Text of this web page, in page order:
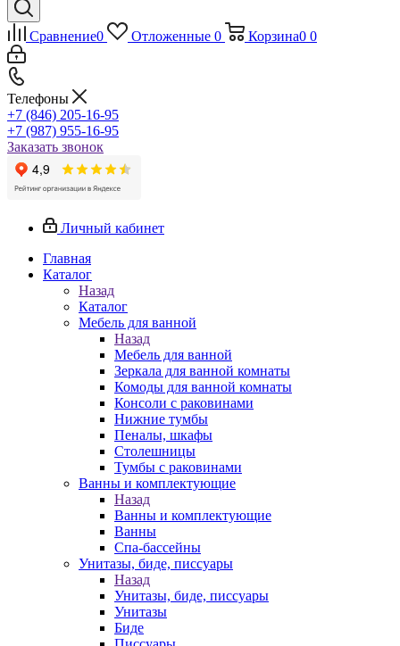
Сравнение0 Отложенные 0 Корзина0 0
Телефоны
+7 (846) 205-16-95
+7 (987) 955-16-95
Заказать звонок
Личный кабинет
Главная
Каталог
Назад
Каталог
Мебель для ванной
Назад
Мебель для ванной
Зеркала для ванной комнаты
Комоды для ванной комнаты
Консоли с раковинами
Нижние тумбы
Пеналы, шкафы
Столешницы
Тумбы с раковинами
Ванны и комплектующие
Назад
Ванны и комплектующие
Ванны
Спа-бассейны
Унитазы, биде, писсуары
Назад
Унитазы, биде, писсуары
Унитазы
Биде